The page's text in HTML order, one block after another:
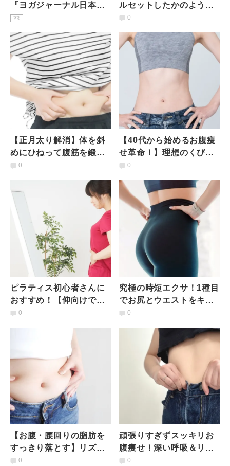
『ヨガジャーナル日本
版』予約購読のご案内
PR
ルセットしたかのような
〈ほっそりウエスト〉を
0
【正月太り解消】体を斜
めにひねって腹筋を鍛え
る！ウエスト引き締めエ
0
【40代から始めるお腹痩
せ革命！】理想のくびれ
を手に入れる簡単エクサ
0
ピラティス初心者さんに
おすすめ！【仰向けでラ
クラク】ウエストくびれ
0
究極の時短エクサ！1種目
でお尻とウエストをキュ
っと引き締め！【クラム
0
【お腹・腰回りの脂肪を
すっきり落とす】リズム
運動でお腹＆腰まわりス
0
頑張りすぎずスッキリお
腹痩せ！深い呼吸＆リズ
ム運動で腰まわりの脂肪
0